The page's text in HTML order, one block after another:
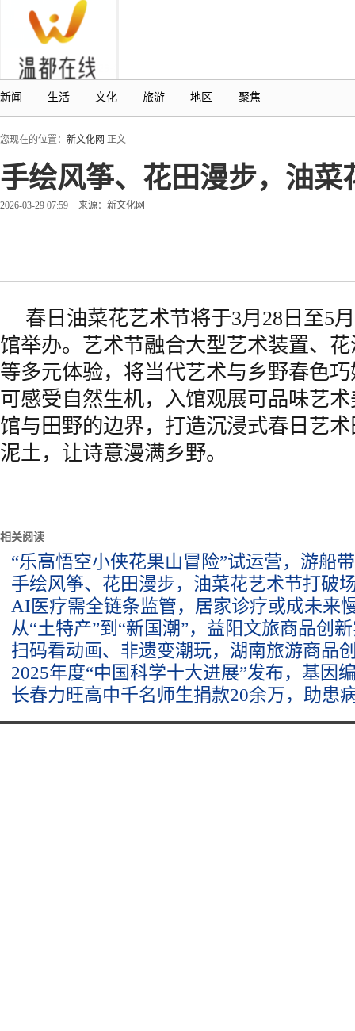
新闻 生活 文化 旅游 地区 聚焦
您现在的位置： 新文化网 正文
手绘风筝、花田漫步，油
2026-03-29 07:59 来源：新文化网
春日油菜花艺术节将于3月28日至5
馆举办。艺术节融合大型艺术装置、
等多元体验，将当代艺术与乡野春色
可感受自然生机，入馆观展可品味艺
馆与田野的边界，打造沉浸式春日艺
泥土，让诗意漫满乡野。
相关阅读
“乐高悟空小侠花果山冒险”试运营，游船
手绘风筝、花田漫步，油菜花艺术节打破
AI医疗需全链条监管，居家诊疗或成未来
从“土特产”到“新国潮”，益阳文旅商品创
扫码看动画、非遗变潮玩，湖南旅游商品
2025年度“中国科学十大进展”发布，基因
长春力旺高中千名师生捐款20余万，助患